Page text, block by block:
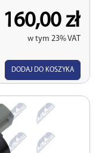
160,00 zł
w tym 23% VAT
DODAJ DO KOSZYKA